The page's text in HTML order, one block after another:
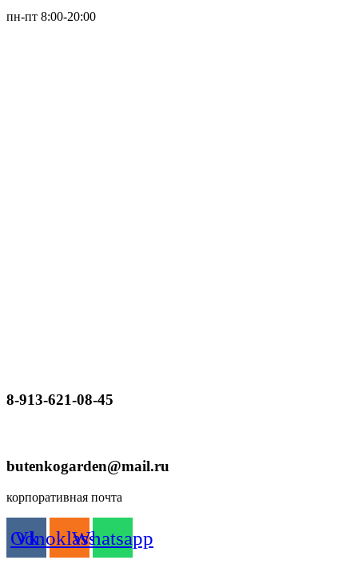
пн-пт 8:00-20:00
8-913-621-08-45
butenkogarden@mail.ru
корпоративная почта
Vk
Odnoklassniki
Whatsapp